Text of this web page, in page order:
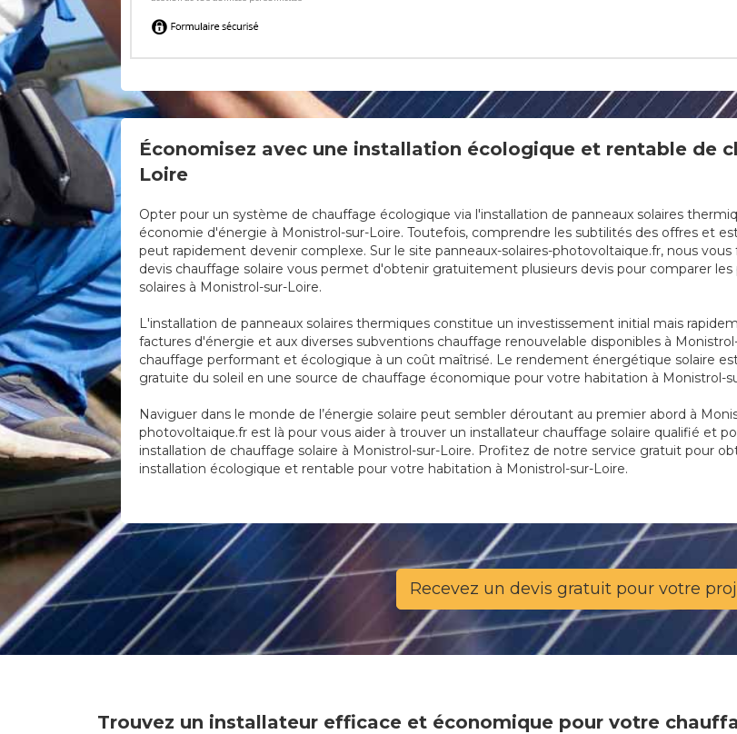
Économisez avec une installation écologique et rentable de
Loire
Opter pour un système de chauffage écologique via l'installation de panneaux solaires
économie d'énergie à Monistrol-sur-Loire. Toutefois, comprendre les subtilités des offres et
peut rapidement devenir complexe. Sur le site panneaux-solaires-photovoltaique.fr, nous
devis chauffage solaire vous permet d'obtenir gratuitement plusieurs devis pour comparer les
solaires à Monistrol-sur-Loire.
L'installation de panneaux solaires thermiques constitue un investissement initial mais
factures d'énergie et aux diverses subventions chauffage renouvelable disponibles à
chauffage performant et écologique à un coût maîtrisé. Le rendement énergétique solaire
gratuite du soleil en une source de chauffage économique pour votre habitation à Monistrol-
Naviguer dans le monde de l’énergie solaire peut sembler déroutant au premier abord à
photovoltaique.fr est là pour vous aider à trouver un installateur chauffage solaire qualifié et
installation de chauffage solaire à Monistrol-sur-Loire. Profitez de notre service gratuit pour
installation écologique et rentable pour votre habitation à Monistrol-sur-Loire.
Recevez un devis gratuit pour votre
Trouvez un installateur efficace et économique pour votre